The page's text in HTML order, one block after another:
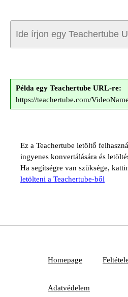
Példa egy Teachertube URL-re:
https://teachertube.com/VideoName
Ez a Teachertube letöltő
ingyenes konvertálására és
Ha segítségre van szüksége,
letölteni a Teachertube-ből
Homepage
Adatvédelem